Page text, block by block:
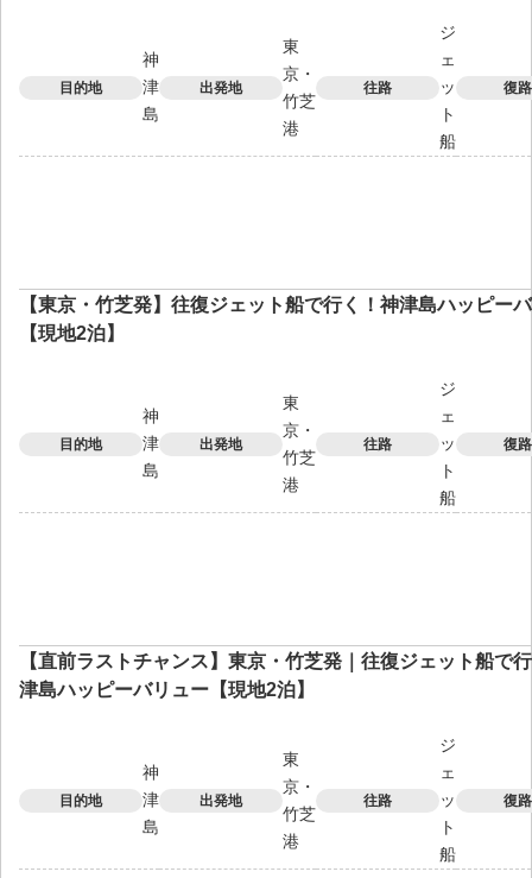
目的地
神
津
島
出発地
東
京・
竹芝
港
往路
ジ
ェ
ッ
ト
船
復路
【東京・竹芝発】往復ジェット船で行く！神津島ハッピー
【現地2泊】
目的地
神
津
島
出発地
東
京・
竹芝
港
往路
ジ
ェ
ッ
ト
船
復路
【直前ラストチャンス】東京・竹芝発｜往復ジェット船で
津島ハッピーバリュー【現地2泊】
目的地
神
津
島
出発地
東
京・
竹芝
港
往路
ジ
ェ
ッ
ト
船
復路